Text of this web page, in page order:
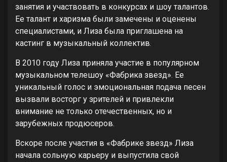
занятия и участвовать в конкурсах и шоу талантов.
Ее талант и харизма были замечены и оценены
специалистами, и Лиза была приглашена на
кастинг в музыкальный коллектив.
В 2010 году Лиза приняла участие в популярном
музыкальном телешоу «Фабрика звезд». Ее
уникальный голос и эмоциональная подача песен
вызвали восторг у зрителей и привлекли
внимание не только отечественных, но и
зарубежных продюсеров.
Вскоре после участия в «Фабрике звезд» Лиза
начала сольную карьеру и выпустила свой